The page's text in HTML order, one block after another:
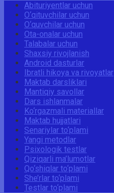
Abituriyentlar uchun
O‘qituvchilar uchun
O‘quvchilar uchun
Ota-onalar uchun
Talabalar uchun
Shaxsiy rivojlanish
Android dasturlar
Ibratli hikoya va rivoyatlar
Maktab darsliklari
Mantiqiy savollar
Dars ishlanmalar
Ko‘rgazmali materiallar
Maktab hujjatlari
Senariylar to‘plami
Yangi metodlar
Psixologik testlar
Qiziqarli ma’lumotlar
Qo‘shiqlar to‘plami
She’rlar to‘plami
Testlar to‘plami